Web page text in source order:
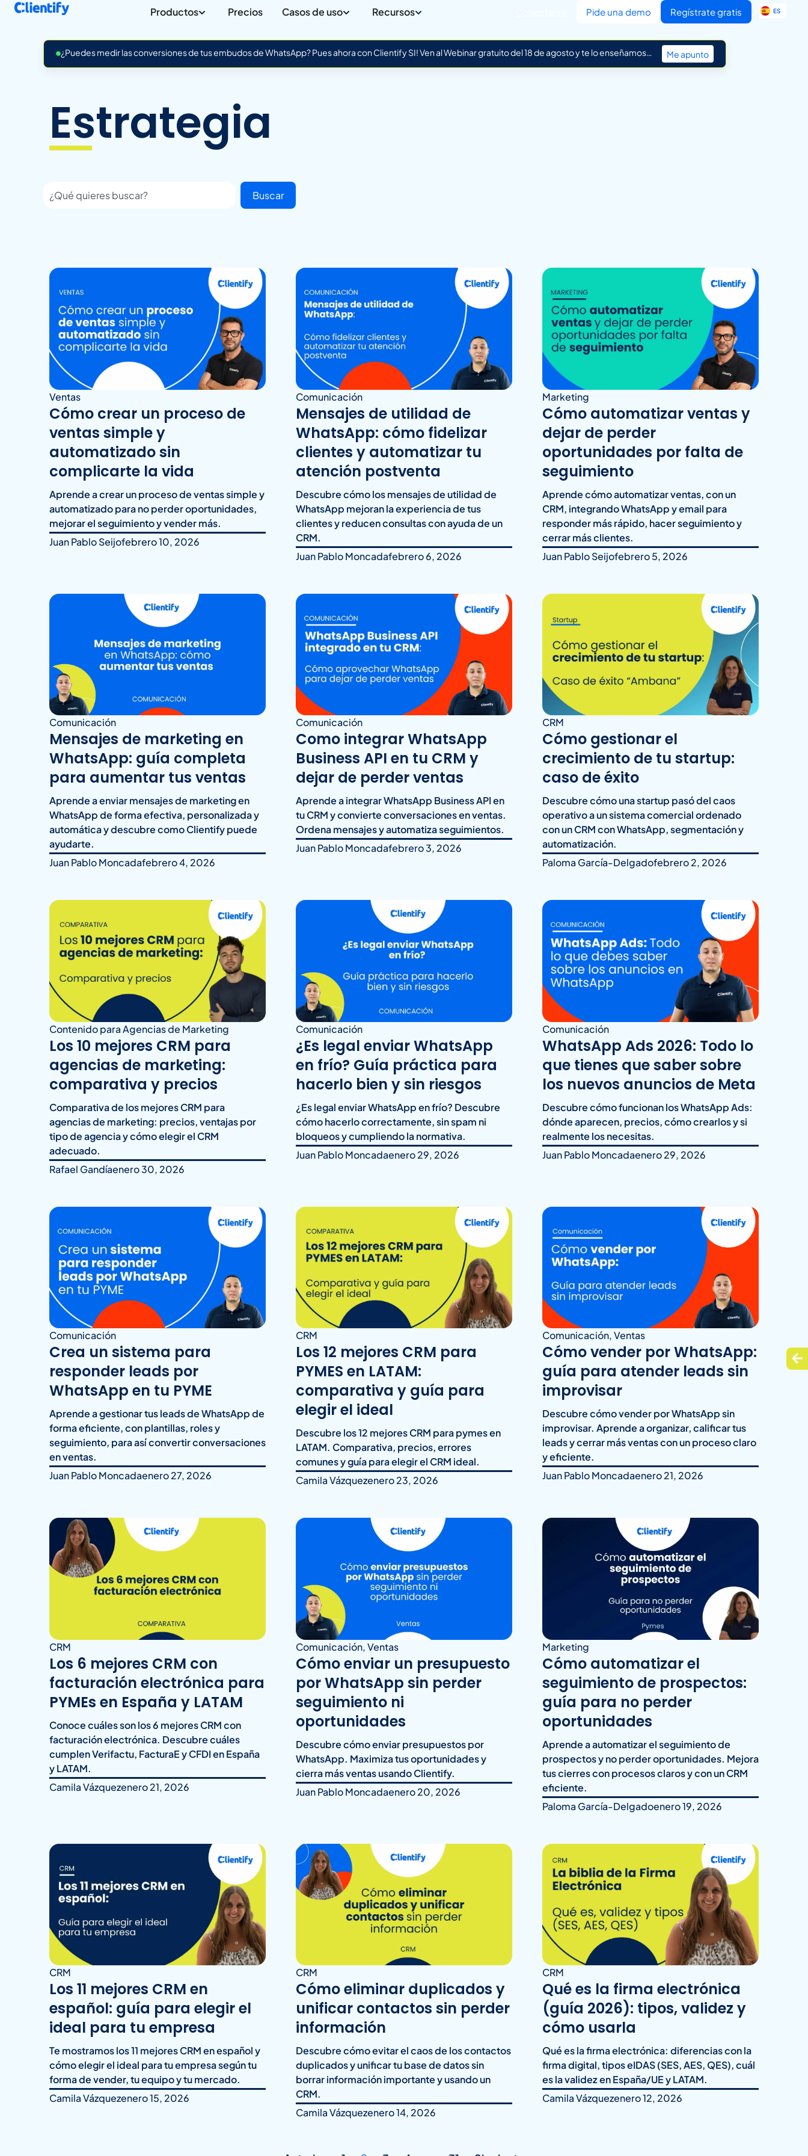
Productos Precios Casos de uso Recursos Pide una demo Regístrate gratis ES
IT
¿Puedes medir las conversiones de tus embudos de WhatsApp? Pues ahora con Clientify SI! Ven al Webinar gratuito del 18 de agosto y te lo enseñamos… Me apunto
Estrategia
Buscar
Ventas
Cómo crear un proceso de
ventas simple y
automatizado sin
complicarte la vida
Aprende a crear un proceso de ventas simple y
automatizado para no perder oportunidades,
mejorar el seguimiento y vender más.
Juan Pablo Seijofebrero 10, 2026
Comunicación
Mensajes de utilidad de
WhatsApp: cómo fidelizar
clientes y automatizar tu
atención postventa
Descubre cómo los mensajes de utilidad de
WhatsApp mejoran la experiencia de tus
clientes y reducen consultas con ayuda de un
CRM.
Juan Pablo Moncadafebrero 6, 2026
Marketing
Cómo automatizar ventas y
dejar de perder
oportunidades por falta de
seguimiento
Aprende cómo automatizar ventas, con un
CRM, integrando WhatsApp y email para
responder más rápido, hacer seguimiento y
cerrar más clientes.
Juan Pablo Seijofebrero 5, 2026
Comunicación
Mensajes de marketing en
WhatsApp: guía completa
para aumentar tus ventas
Aprende a enviar mensajes de marketing en
WhatsApp de forma efectiva, personalizada y
automática y descubre como Clientify puede
ayudarte.
Juan Pablo Moncadafebrero 4, 2026
Comunicación
Como integrar WhatsApp
Business API en tu CRM y
dejar de perder ventas
Aprende a integrar WhatsApp Business API en
tu CRM y convierte conversaciones en ventas.
Ordena mensajes y automatiza seguimientos.
Juan Pablo Moncadafebrero 3, 2026
CRM
Cómo gestionar el
crecimiento de tu startup:
caso de éxito
Descubre cómo una startup pasó del caos
operativo a un sistema comercial ordenado
con un CRM con WhatsApp, segmentación y
automatización.
Paloma García-Delgadofebrero 2, 2026
Contenido para Agencias de Marketing
Los 10 mejores CRM para
agencias de marketing:
comparativa y precios
Comparativa de los mejores CRM para
agencias de marketing: precios, ventajas por
tipo de agencia y cómo elegir el CRM
adecuado.
Rafael Gandíaenero 30, 2026
Comunicación
¿Es legal enviar WhatsApp
en frío? Guía práctica para
hacerlo bien y sin riesgos
¿Es legal enviar WhatsApp en frío? Descubre
cómo hacerlo correctamente, sin spam ni
bloqueos y cumpliendo la normativa.
Juan Pablo Moncadaenero 29, 2026
Comunicación
WhatsApp Ads 2026: Todo lo
que tienes que saber sobre
los nuevos anuncios de Meta
Descubre cómo funcionan los WhatsApp Ads:
dónde aparecen, precios, cómo crearlos y si
realmente los necesitas.
Juan Pablo Moncadaenero 29, 2026
Comunicación
Crea un sistema para
responder leads por
WhatsApp en tu PYME
Aprende a gestionar tus leads de WhatsApp de
forma eficiente, con plantillas, roles y
seguimiento, para así convertir conversaciones
en ventas.
Juan Pablo Moncadaenero 27, 2026
CRM
Los 12 mejores CRM para
PYMES en LATAM:
comparativa y guía para
elegir el ideal
Descubre los 12 mejores CRM para pymes en
LATAM. Comparativa, precios, errores
comunes y guía para elegir el CRM ideal.
Camila Vázquezenero 23, 2026
Comunicación,Ventas
Cómo vender por WhatsApp:
guía para atender leads sin
improvisar
Descubre cómo vender por WhatsApp sin
improvisar. Aprende a organizar, calificar tus
leads y cerrar más ventas con un proceso claro
y eficiente.
Juan Pablo Moncadaenero 21, 2026
CRM
Los 6 mejores CRM con
facturación electrónica para
PYMEs en España y LATAM
Conoce cuáles son los 6 mejores CRM con
facturación electrónica. Descubre cuáles
cumplen Verifactu, FacturaE y CFDI en España
y LATAM.
Camila Vázquezenero 21, 2026
Comunicación,Ventas
Cómo enviar un presupuesto
por WhatsApp sin perder
seguimiento ni
oportunidades
Descubre cómo enviar presupuestos por
WhatsApp. Maximiza tus oportunidades y
cierra más ventas usando Clientify.
Juan Pablo Moncadaenero 20, 2026
Marketing
Cómo automatizar el
seguimiento de prospectos:
guía para no perder
oportunidades
Aprende a automatizar el seguimiento de
prospectos y no perder oportunidades. Mejora
tus cierres con procesos claros y con un CRM
eficiente.
Paloma García-Delgadoenero 19, 2026
CRM
Los 11 mejores CRM en
español: guía para elegir el
ideal para tu empresa
Te mostramos los 11 mejores CRM en español y
cómo elegir el ideal para tu empresa según tu
forma de vender, tu equipo y tu mercado.
Camila Vázquezenero 15, 2026
CRM
Cómo eliminar duplicados y
unificar contactos sin perder
información
Descubre cómo evitar el caos de los contactos
duplicados y unificar tu base de datos sin
borrar información importante y usando un
CRM.
Camila Vázquezenero 14, 2026
CRM
Qué es la firma electrónica
(guía 2026): tipos, validez y
cómo usarla
Qué es la firma electrónica: diferencias con la
firma digital, tipos eIDAS (SES, AES, QES), cuál
es la validez en España/UE y LATAM.
Camila Vázquezenero 12, 2026